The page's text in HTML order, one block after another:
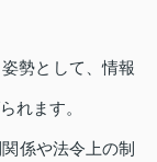
勢として、情報
れます。
係や法令上の制